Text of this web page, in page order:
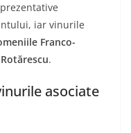
iar vinurile
Franco-
.
asociate